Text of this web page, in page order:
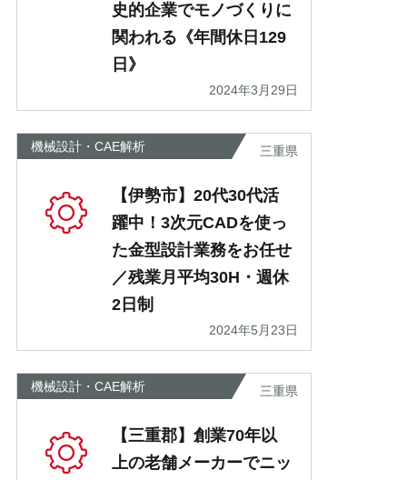
史的企業でモノづくりに
関われる《年間休日129
日》
2024年3月29日
機械設計・CAE解析 三重県
【伊勢市】20代30代活
躍中！3次元CADを使っ
た金型設計業務をお任せ
／残業月平均30H・週休
2日制
2024年5月23日
機械設計・CAE解析 三重県
【三重郡】創業70年以
上の老舗メーカーでニッ